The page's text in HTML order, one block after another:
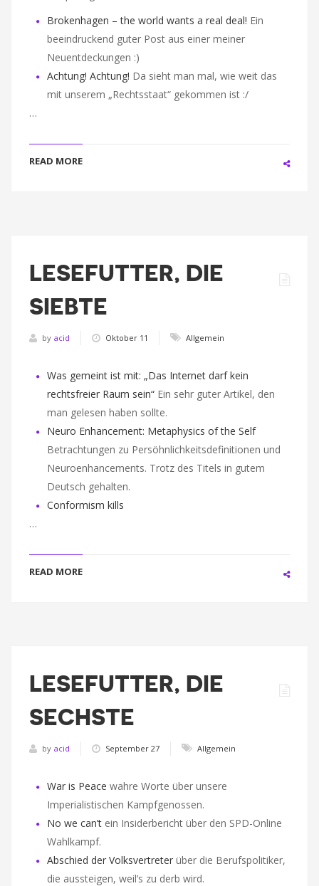
Brokenhagen – the world wants a real deal! Ein
beeindruckend guter Post aus einer meiner
Neuentdeckungen :)
Achtung! Achtung! Da sieht man mal, wie weit das
mit unserem „Rechtsstaat“ gekommen ist :/
…
READ MORE
LESEFUTTER, DIE
SIEBTE
by acid Oktober 11 Allgemein
Was gemeint ist mit: „Das Internet darf kein
rechtsfreier Raum sein“ Ein sehr guter Artikel, den
man gelesen haben sollte.
Neuro Enhancement: Metaphysics of the Self
Betrachtungen zu Persöhnlichkeitsdefinitionen und
Neuroenhancements. Trotz des Titels in gutem
Deutsch gehalten.
Conformism kills
…
READ MORE
LESEFUTTER, DIE
SECHSTE
by acid September 27 Allgemein
War is Peace wahre Worte über unsere
Imperialistischen Kampfgenossen.
No we can’t ein Insiderbericht über den SPD-Online
Wahlkampf.
Abschied der Volksvertreter über die Berufspolitiker,
die aussteigen, weil’s zu derb wird.